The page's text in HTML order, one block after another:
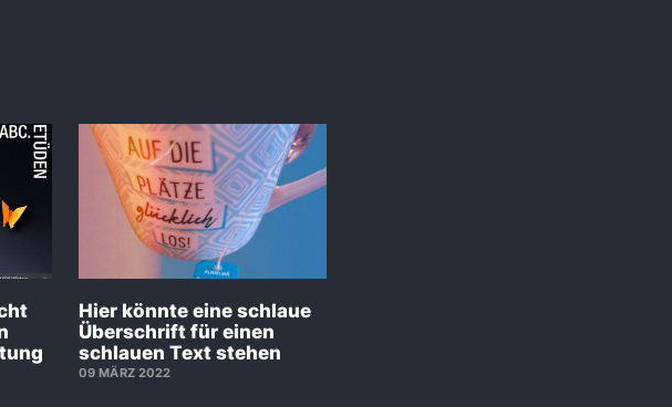
Hier könnte eine schlaue
Überschrift für einen
schlauen Text stehen
09 MÄRZ 2022